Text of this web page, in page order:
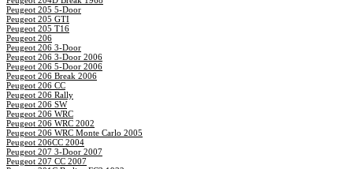
Peugeot 205 5-Door
Peugeot 205 GTI
Peugeot 205 T16
Peugeot 206
Peugeot 206 3-Door
Peugeot 206 3-Door 2006
Peugeot 206 5-Door 2006
Peugeot 206 Break 2006
Peugeot 206 CC
Peugeot 206 Rally
Peugeot 206 SW
Peugeot 206 WRC
Peugeot 206 WRC 2002
Peugeot 206 WRC Monte Carlo 2005
Peugeot 206CC 2004
Peugeot 207 3-Door 2007
Peugeot 207 CC 2007